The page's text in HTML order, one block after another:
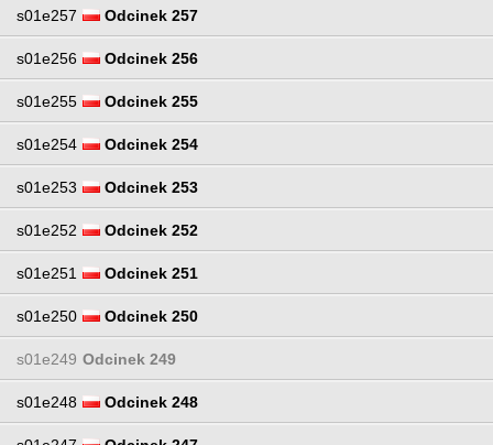
s01e257 Odcinek 257
s01e256 Odcinek 256
s01e255 Odcinek 255
s01e254 Odcinek 254
s01e253 Odcinek 253
s01e252 Odcinek 252
s01e251 Odcinek 251
s01e250 Odcinek 250
s01e249 Odcinek 249
s01e248 Odcinek 248